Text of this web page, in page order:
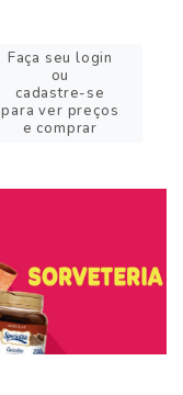
Faça seu login
ou
cadastre-se
para ver preços
e comprar